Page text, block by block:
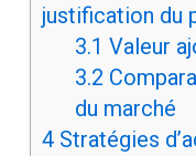
justification du
3.1 Valeur
3.2
du marché
4Stratégies